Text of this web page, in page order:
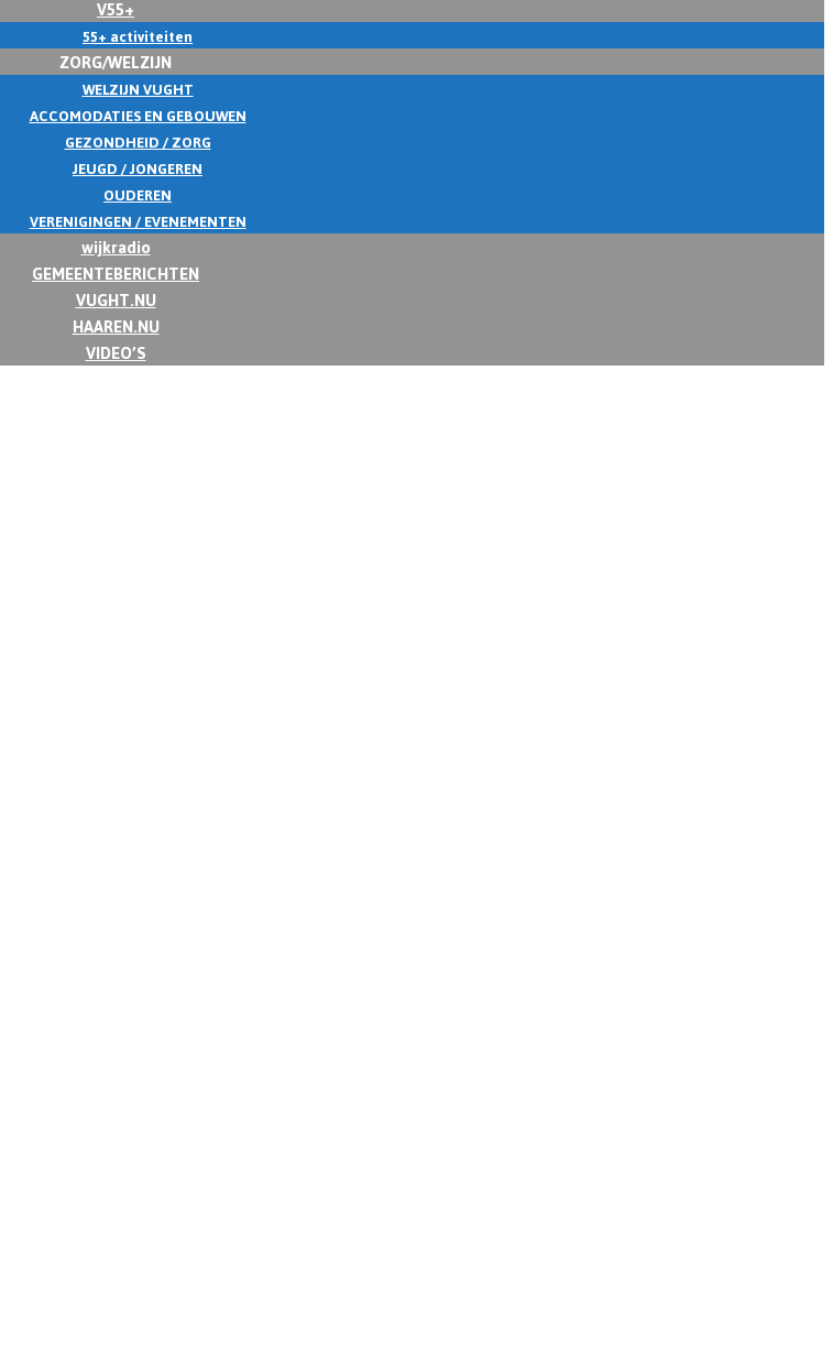
V55+
55+ activiteiten
ZORG/WELZIJN
WELZIJN VUGHT
ACCOMODATIES EN GEBOUWEN
GEZONDHEID / ZORG
JEUGD / JONGEREN
OUDEREN
VERENIGINGEN / EVENEMENTEN
wijkradio
GEMEENTEBERICHTEN
VUGHT.NU
HAAREN.NU
VIDEO’S